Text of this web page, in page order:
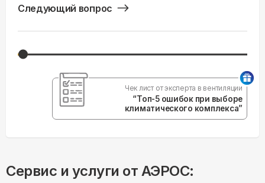
Следующий вопрос
Чек лист от эксперта в вентиляции
“Топ-5 ошибок при выборе
климатического комплекса”
Сервис и услуги от АЭРОС: